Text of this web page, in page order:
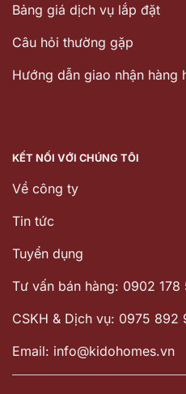
Bảng giá dịch vụ lắp đặt
Câu hỏi thường gặp
Hướng dẫn giao nhận hàng
KẾT NỐI VỚI CHÚNG TÔI
Về công ty
Tin tức
Tuyển dụng
Tư vấn bán hàng: 0902 178
CSKH & Dịch vụ: 0975 892
Email: info@kidohomes.vn